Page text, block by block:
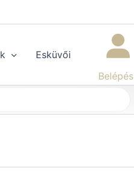
Esküvői
Belépés